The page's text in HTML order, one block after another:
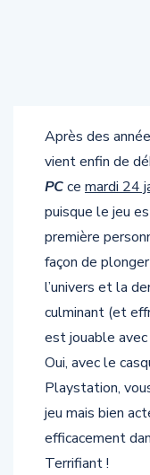
Après des
vient enfin de
PCce mardi 24
puisque le jeu
première
façon de
l’univers et la
culminant (et
est jouable
Oui, avec le
Playstation,
jeu mais bien
efficacement
Terrifiant !